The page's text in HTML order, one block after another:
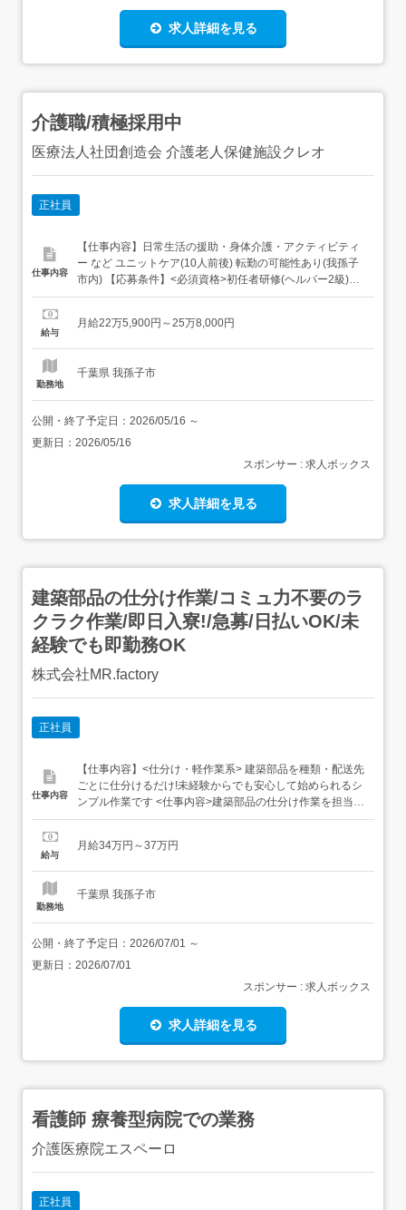
求人詳細を見る
介護職/積極採用中
医療法人社団創造会 介護老人保健施設クレオ
正社員
仕事内容
【仕事内容】日常生活の援助・身体介護・アクティビティ
ー など ユニットケア(10人前後) 転勤の可能性あり(我孫子
市内) 【応募条件】<必須資格>初任者研修(ヘルパー2級)以
上介護福祉士あれば尚可年齢、学歴不問 夜勤は18歳以上の
格取得支援/託児所あり/主婦・主夫歓迎 資格取得支援・研
給与
月給22万5,900円～25万8,000円
勤務地
千葉県 我孫子市
公開・終了予定日： 2026/05/16 ～
更新日： 2026/05/16
スポンサー : 求人ボックス
求人詳細を見る
建築部品の仕分け作業/コミュ力不要のラ
クラク作業/即日入寮!/急募/日払いOK/未
経験でも即勤務OK
株式会社MR.factory
正社員
仕事内容
【仕事内容】<仕分け・軽作業系> 建築部品を種類・配送先
ごとに仕分けるだけ!未経験からでも安心して始められるシ
ンプル作業です <仕事内容>建築部品の仕分け作業を担当し
ていただきます。 種類・サイズごとに仕分け キズや欠けが
<魅力ポイント> 未経験歓迎!カンタン作業で安心スタート
給与
月給34万円～37万円
勤務地
千葉県 我孫子市
公開・終了予定日： 2026/07/01 ～
更新日： 2026/07/01
スポンサー : 求人ボックス
求人詳細を見る
看護師 療養型病院での業務
介護医療院エスペーロ
正社員